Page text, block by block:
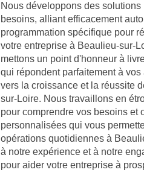
Nous développons des
besoins, alliant efficacement
programmation spécifique pour
votre entreprise à Beaulieu-sur-
mettons un point d'honneur à
qui répondent parfaitement à
vers la croissance et la réussite
sur-Loire. Nous travaillons en
pour comprendre vos besoins et
personnalisées qui vous
opérations quotidiennes à
à notre expérience et à notre
pour aider votre entreprise à